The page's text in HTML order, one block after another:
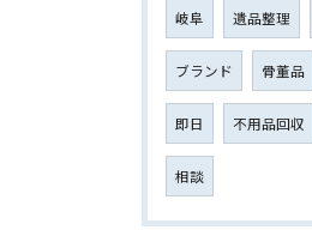
岐阜 遺品整理
ブランド 骨董品
即日 不用品回収
相談